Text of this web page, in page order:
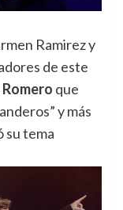
Ramirez y
de este
que
y más
su tema